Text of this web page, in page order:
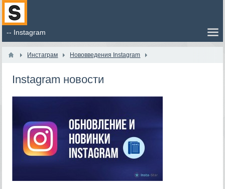
Инстаграм Нововведения Instagram
Instagram новости